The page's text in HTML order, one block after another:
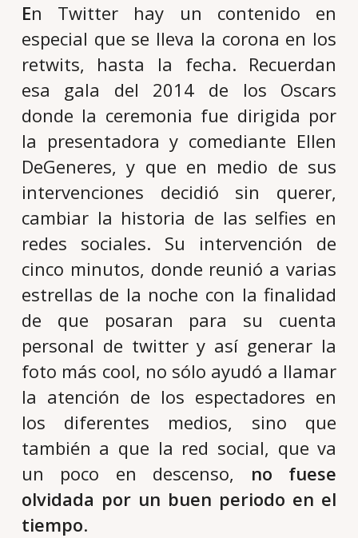
En Twitter hay un contenido en
especial que se lleva la corona en los
retwits, hasta la fecha. Recuerdan
esa gala del 2014 de los Oscars
donde la ceremonia fue dirigida por
la presentadora y comediante Ellen
DeGeneres, y que en medio de sus
intervenciones decidió sin querer,
cambiar la historia de las selfies en
redes sociales. Su intervención de
cinco minutos, donde reunió a varias
estrellas de la noche con la finalidad
de que posaran para su cuenta
personal de twitter y así generar la
foto más cool, no sólo ayudó a llamar
la atención de los espectadores en
los diferentes medios, sino que
también a que la red social, que va
un poco en descenso, no fuese
olvidada por un buen periodo en el
tiempo.